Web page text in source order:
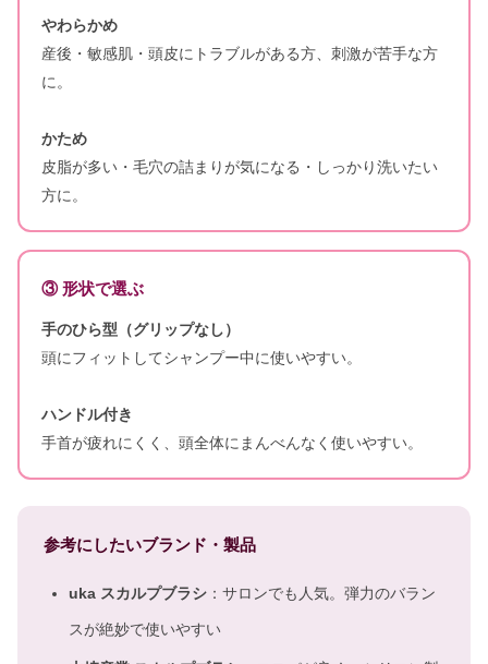
やわらかめ
産後・敏感肌・頭皮にトラブルがある方、刺激が苦手な方
に。
かため
皮脂が多い・毛穴の詰まりが気になる・しっかり洗いたい
方に。
③ 形状で選ぶ
手のひら型（グリップなし）
頭にフィットしてシャンプー中に使いやすい。
ハンドル付き
手首が疲れにくく、頭全体にまんべんなく使いやすい。
参考にしたいブランド・製品
uka スカルプブラシ：サロンでも人気。弾力のバラン
スが絶妙で使いやすい